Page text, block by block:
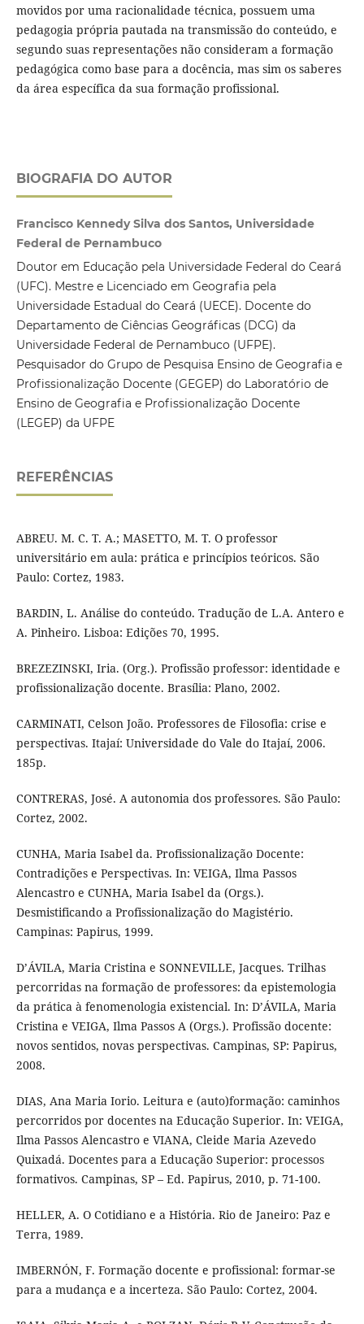
movidos por uma racionalidade técnica, possuem uma
pedagogia própria pautada na transmissão do conteúdo, e
segundo suas representações não consideram a formação
pedagógica como base para a docência, mas sim os saberes
da área específica da sua formação profissional.
BIOGRAFIA DO AUTOR
Francisco Kennedy Silva dos Santos, Universidade
Federal de Pernambuco
Doutor em Educação pela Universidade Federal do Ceará
(UFC). Mestre e Licenciado em Geografia pela
Universidade Estadual do Ceará (UECE). Docente do
Departamento de Ciências Geográficas (DCG) da
Universidade Federal de Pernambuco (UFPE).
Pesquisador do Grupo de Pesquisa Ensino de Geografia e
Profissionalização Docente (GEGEP) do Laboratório de
Ensino de Geografia e Profissionalização Docente
(LEGEP) da UFPE
REFERÊNCIAS
ABREU. M. C. T. A.; MASETTO, M. T. O professor
universitário em aula: prática e princípios teóricos. São
Paulo: Cortez, 1983.
BARDIN, L. Análise do conteúdo. Tradução de L.A. Antero e
A. Pinheiro. Lisboa: Edições 70, 1995.
BREZEZINSKI, Iria. (Org.). Profissão professor: identidade e
profissionalização docente. Brasília: Plano, 2002.
CARMINATI, Celson João. Professores de Filosofia: crise e
perspectivas. Itajaí: Universidade do Vale do Itajaí, 2006.
185p.
CONTRERAS, José. A autonomia dos professores. São Paulo:
Cortez, 2002.
CUNHA, Maria Isabel da. Profissionalização Docente:
Contradições e Perspectivas. In: VEIGA, Ilma Passos
Alencastro e CUNHA, Maria Isabel da (Orgs.).
Desmistificando a Profissionalização do Magistério.
Campinas: Papirus, 1999.
D’ÁVILA, Maria Cristina e SONNEVILLE, Jacques. Trilhas
percorridas na formação de professores: da epistemologia
da prática à fenomenologia existencial. In: D’ÁVILA, Maria
Cristina e VEIGA, Ilma Passos A (Orgs.). Profissão docente:
novos sentidos, novas perspectivas. Campinas, SP: Papirus,
2008.
DIAS, Ana Maria Iorio. Leitura e (auto)formação: caminhos
percorridos por docentes na Educação Superior. In: VEIGA,
Ilma Passos Alencastro e VIANA, Cleide Maria Azevedo
Quixadá. Docentes para a Educação Superior: processos
formativos. Campinas, SP – Ed. Papirus, 2010, p. 71-100.
HELLER, A. O Cotidiano e a História. Rio de Janeiro: Paz e
Terra, 1989.
IMBERNÓN, F. Formação docente e profissional: formar-se
para a mudança e a incerteza. São Paulo: Cortez, 2004.